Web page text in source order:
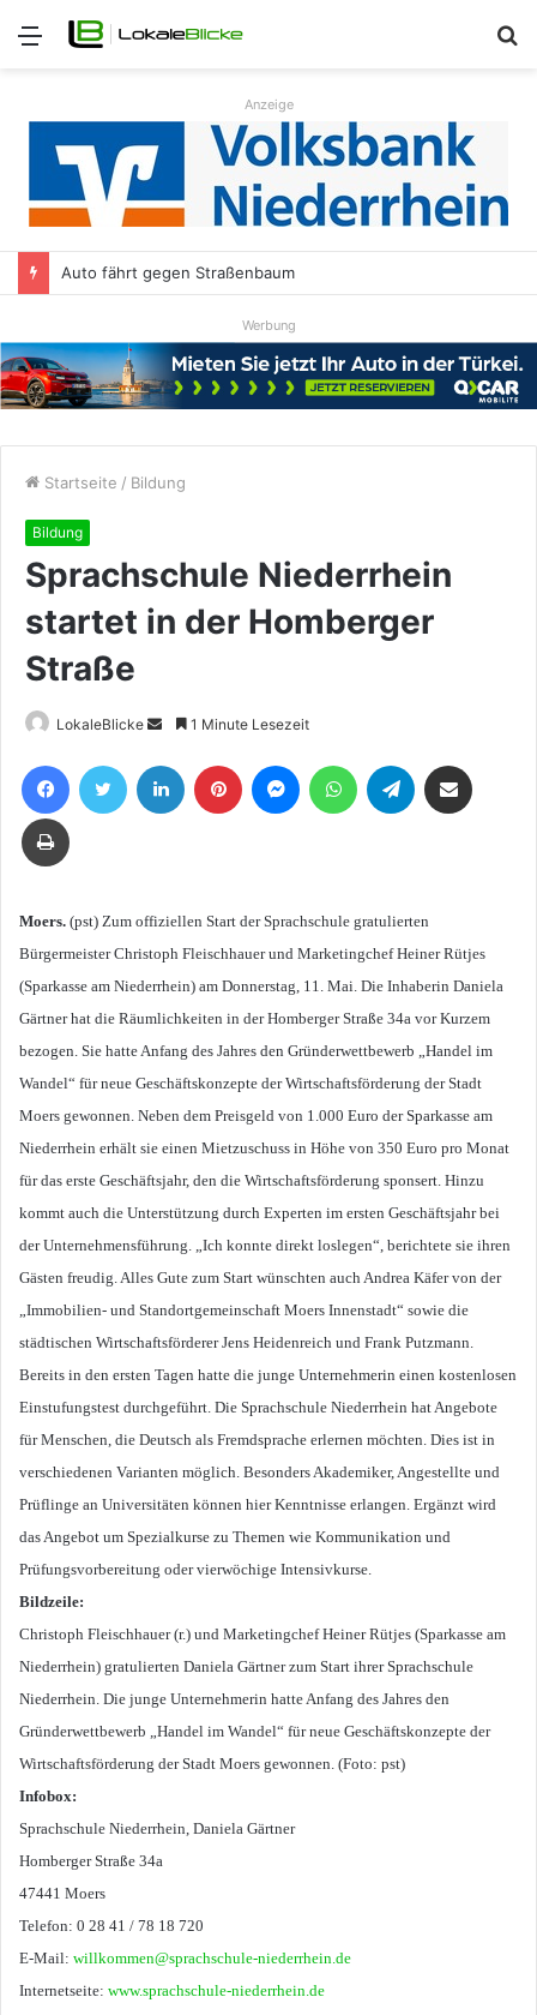
Menü
Anzeige
Auto fährt gegen Straßenbaum
Werbung
Startseite / Bildung
Bildung
Sprachschule Niederrhein
startet in der Homberger
Straße
LokaleBlicke
Sende
eine
E-
1 Minute Lesezeit
FacebookTwitter LinkedIn Pinterest MessengerWhatsAppTelegram
Drucken
Moers. (pst) Zum offiziellen Start der Sprachschule gratulierten
Bürgermeister Christoph Fleischhauer und Marketingchef Heiner Rütjes
(Sparkasse am Niederrhein) am Donnerstag, 11. Mai. Die Inhaberin Daniela
Gärtner hat die Räumlichkeiten in der Homberger Straße 34a vor Kurzem
bezogen. Sie hatte Anfang des Jahres den Gründerwettbewerb „Handel im
Wandel“ für neue Geschäftskonzepte der Wirtschaftsförderung der Stadt
Moers gewonnen. Neben dem Preisgeld von 1.000 Euro der Sparkasse am
Niederrhein erhält sie einen Mietzuschuss in Höhe von 350 Euro pro Monat
für das erste Geschäftsjahr, den die Wirtschaftsförderung sponsert. Hinzu
kommt auch die Unterstützung durch Experten im ersten Geschäftsjahr bei
der Unternehmensführung. „Ich konnte direkt loslegen“, berichtete sie ihren
Gästen freudig. Alles Gute zum Start wünschten auch Andrea Käfer von der
„Immobilien- und Standortgemeinschaft Moers Innenstadt“ sowie die
städtischen Wirtschaftsförderer Jens Heidenreich und Frank Putzmann.
Bereits in den ersten Tagen hatte die junge Unternehmerin einen kostenlosen
Einstufungstest durchgeführt. Die Sprachschule Niederrhein hat Angebote
für Menschen, die Deutsch als Fremdsprache erlernen möchten. Dies ist in
verschiedenen Varianten möglich. Besonders Akademiker, Angestellte und
Prüflinge an Universitäten können hier Kenntnisse erlangen. Ergänzt wird
das Angebot um Spezialkurse zu Themen wie Kommunikation und
Prüfungsvorbereitung oder vierwöchige Intensivkurse.
Bildzeile:
Christoph Fleischhauer (r.) und Marketingchef Heiner Rütjes (Sparkasse am
Niederrhein) gratulierten Daniela Gärtner zum Start ihrer Sprachschule
Niederrhein. Die junge Unternehmerin hatte Anfang des Jahres den
Gründerwettbewerb „Handel im Wandel“ für neue Geschäftskonzepte der
Wirtschaftsförderung der Stadt Moers gewonnen. (Foto: pst)
Infobox:
Sprachschule Niederrhein, Daniela Gärtner
Homberger Straße 34a
47441 Moers
Telefon: 0 28 41 / 78 18 720
E-Mail: willkommen@sprachschule-niederrhein.de
Internetseite: www.sprachschule-niederrhein.de